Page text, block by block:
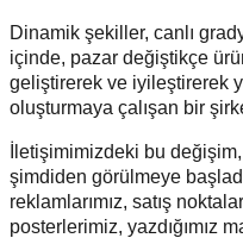
Dinamik şekiller, canlı
içinde, pazar değiştikçe
geliştirerek ve iyileştirerek
oluşturmaya çalışan bir
İletişimimizdeki bu
şimdiden görülmeye
reklamlarımız, satış
posterlerimiz, yazdığımız